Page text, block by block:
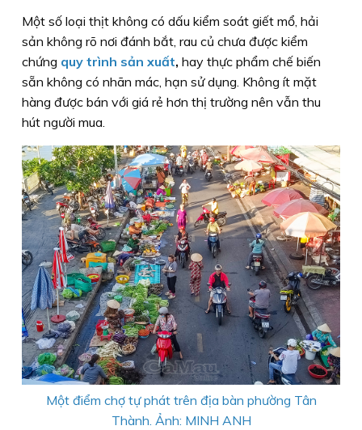
Một số loại thịt không có dấu kiểm soát giết mổ, hải
sản không rõ nơi đánh bắt, rau củ chưa được kiểm
chứng quy trình sản xuất, hay thực phẩm chế biến
sẵn không có nhãn mác, hạn sử dụng. Không ít mặt
hàng được bán với giá rẻ hơn thị trường nên vẫn thu
hút người mua.
Một điểm chợ tự phát trên địa bàn phường Tân
Thành. Ảnh: MINH ANH